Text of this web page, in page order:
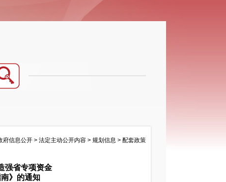
府信息公开 > 法定主动公开内容 > 规划信息 > 配套政策
强省专项资金
》的通知